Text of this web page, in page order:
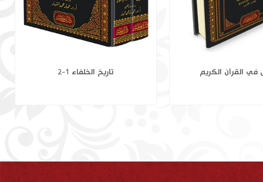
النفس في القرآن الكريم الفاتحة وخواصها